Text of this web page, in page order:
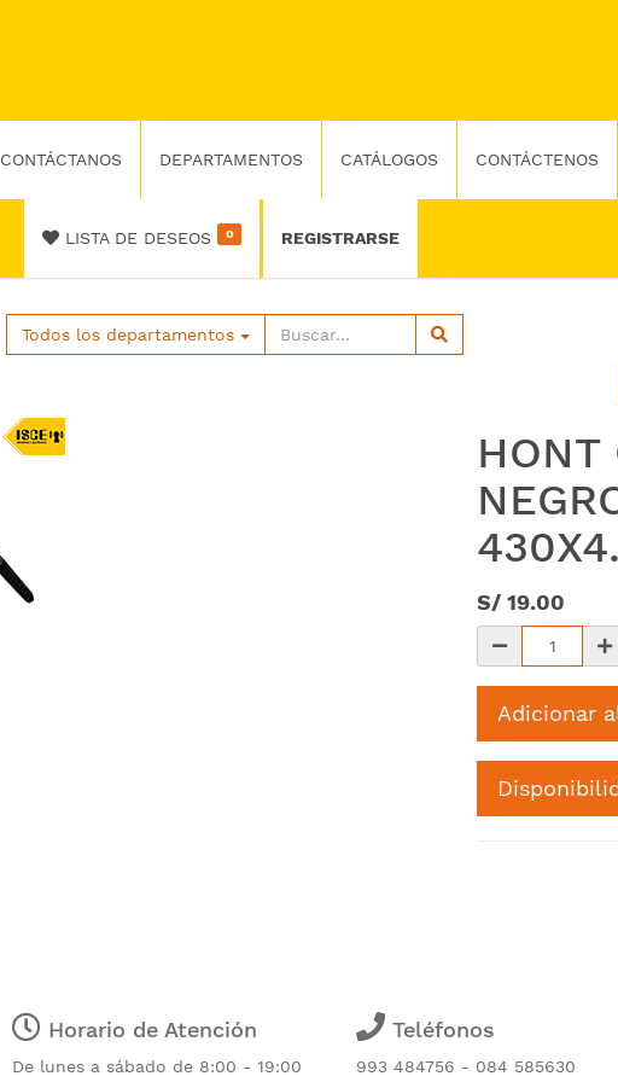
CONTÁCTANOS DEPARTAMENTOS CATÁLOGOS CONTÁCTENOS
LISTA DE DESEOS 0 REGISTRARSE
Todos los departamentos
HONT
S/ 19.00
Adicionar
Horario de Atención
De lunes a sábado de 8:00 - 19:00
Teléfonos
993 484756 - 084 585630